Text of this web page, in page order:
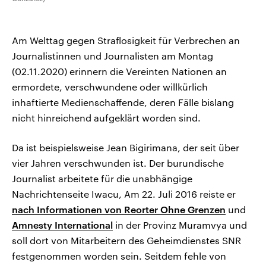
Am Welttag gegen Straflosigkeit für Verbrechen an
Journalistinnen und Journalisten am Montag
(02.11.2020) erinnern die Vereinten Nationen an
ermordete, verschwundene oder willkürlich
inhaftierte Medienschaffende, deren Fälle bislang
nicht hinreichend aufgeklärt worden sind.
Da ist beispielsweise Jean Bigirimana, der seit über
vier Jahren verschwunden ist. Der burundische
Journalist arbeitete für die unabhängige
Nachrichtenseite Iwacu, Am 22. Juli 2016 reiste er
nach Informationen von Reorter Ohne Grenzen und
Amnesty International in der Provinz Muramvya und
soll dort von Mitarbeitern des Geheimdienstes SNR
festgenommen worden sein. Seitdem fehle von